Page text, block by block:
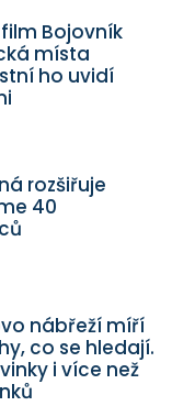
Bojovník
místa
ho uvidí
rozšiřuje
40
nábřeží míří
co se hledají.
i více než